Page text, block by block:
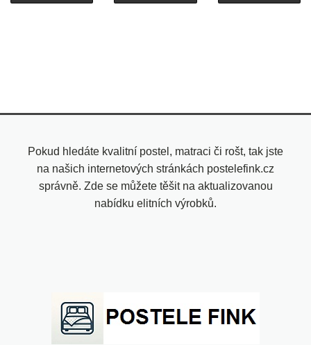
Pokud hledáte kvalitní postel, matraci či rošt, tak jste
na našich internetových stránkách postelefink.cz
správně. Zde se můžete těšit na aktualizovanou
nabídku elitních výrobků.